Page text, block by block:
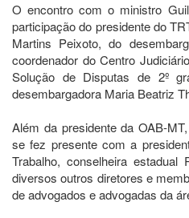
O encontro com o ministro
participação do presidente do
Martins Peixoto, do
coordenador do Centro
Solução de Disputas de 2º
desembargadora Maria Beatriz
Além da presidente da OAB-
se fez presente com a
Trabalho, conselheira
diversos outros diretores e
de advogados e advogadas da